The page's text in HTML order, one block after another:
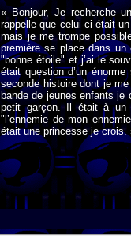
« Bonjour, Je recherche
rappelle que celui-ci était
mais je me trompe
première se place dans un
"bonne étoile" et j’ai le
était question d’un
seconde histoire dont je
bande de jeunes enfants je
petit garçon. Il était à un
"l’ennemie de mon
était une princesse je crois.